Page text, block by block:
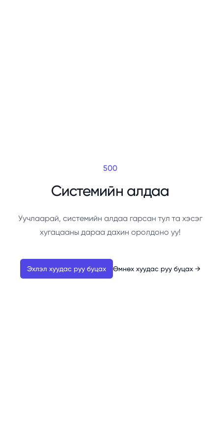
500
Системийн алдаа
Уучлаарай, системийн алдаа гарсан тул та хэсэг
хугацааны дараа дахин оролдоно уу!
Эхлэл хуудас руу буцах Өмнөх хуудас руу буцах →